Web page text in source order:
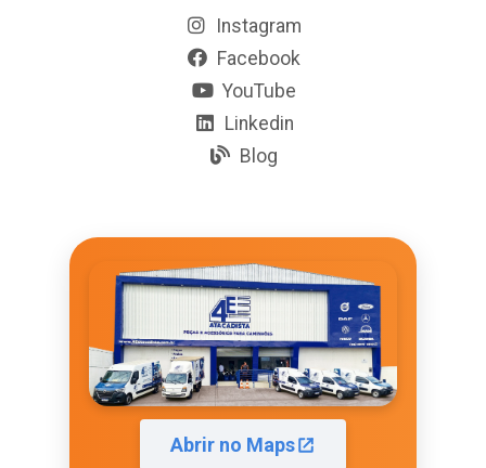
Instagram
Facebook
YouTube
Linkedin
Blog
Abrir no Maps